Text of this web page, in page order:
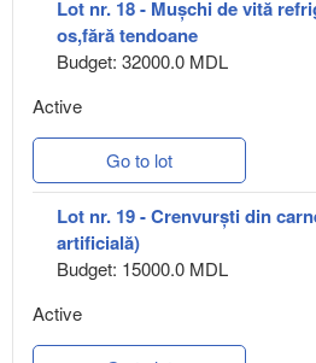
Lot nr. 18 - Mușchi de vită
os,fără tendoane
Budget: 32000.0 MDL
Active
Go to lot
Lot nr. 19 - Crenvurști din
artificială)
Budget: 15000.0 MDL
Active